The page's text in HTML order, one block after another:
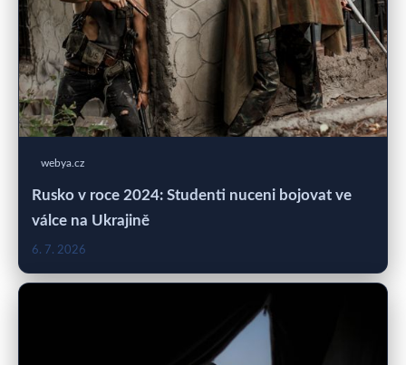
webya.cz
Rusko v roce 2024: Studenti nuceni bojovat ve
válce na Ukrajině
6. 7. 2026